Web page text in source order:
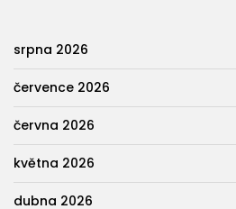
srpna 2026
července 2026
června 2026
května 2026
dubna 2026